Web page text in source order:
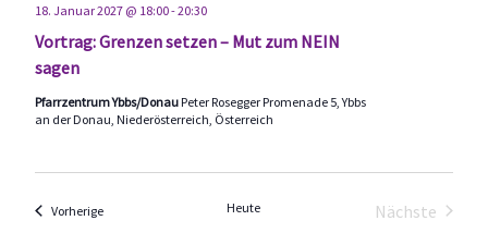
Vortrag: Grenzen setzen – Mut zum NEIN
sagen
18. Januar 2027 @ 18:00-20:30
Pfarrzentrum Ybbs/Donau Peter Rosegger Promenade 5, Ybbs
an der Donau, Niederösterreich, Österreich
VorherigeVeranstaltungen Heute
Nächste